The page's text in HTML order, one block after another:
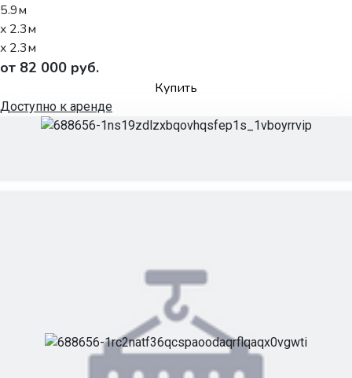
5.9м
x 2.3м
x 2.3м
от 82 000 руб.
Купить
Доступно к аренде